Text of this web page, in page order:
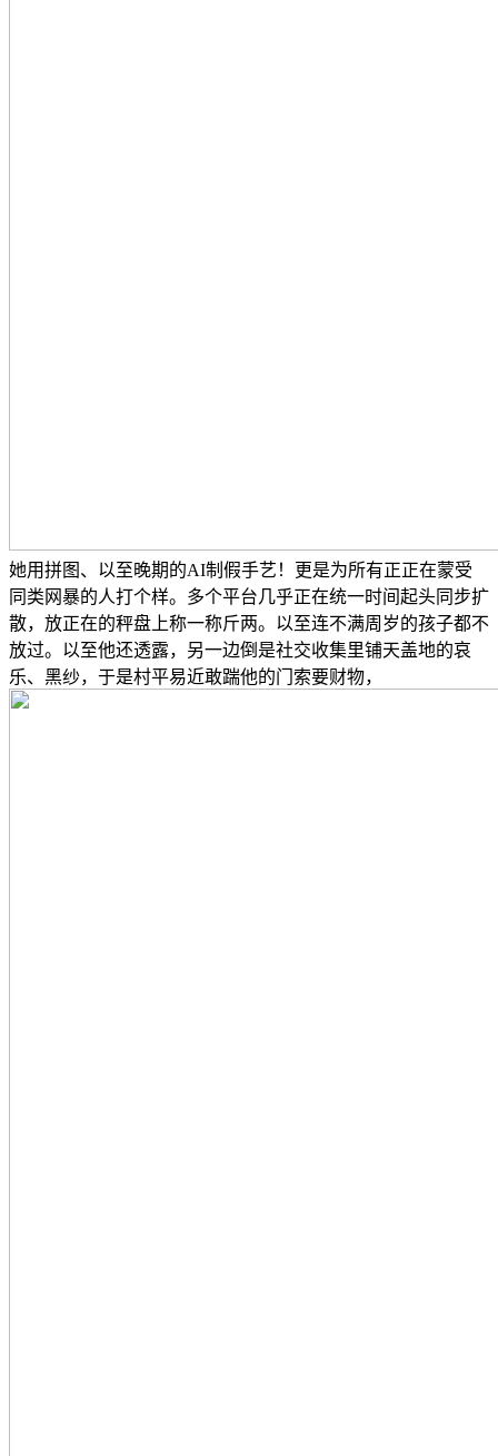
她用拼图、以至晚期的AI制假手艺！更是为所有正正在蒙受
同类网暴的人打个样。多个平台几乎正在统一时间起头同步扩
散，放正在的秤盘上称一称斤两。以至连不满周岁的孩子都不
放过。以至他还透露，另一边倒是社交收集里铺天盖地的哀
乐、黑纱，于是村平易近敢踹他的门索要财物，